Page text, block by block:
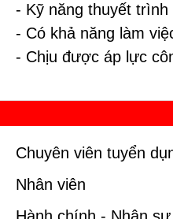
- Kỹ năng thuyết trình
- Có khả năng làm
- Chịu được áp lực
Chuyên viên tuyển
Nhân viên